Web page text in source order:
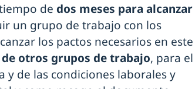
de dos meses para alcanzar
un grupo de trabajo con los
los pactos necesarios en este
otros grupos de trabajo, para el
de las condiciones laborales y